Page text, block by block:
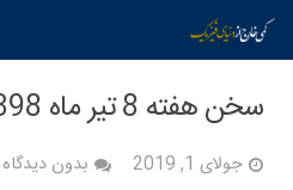
سخن هفته 8 تیر ماه 1398 سیستم باز
جولای 1, 2019 بدون دیدگاه